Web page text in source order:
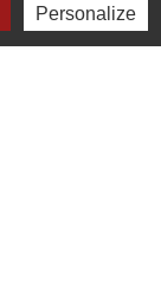
Personalize